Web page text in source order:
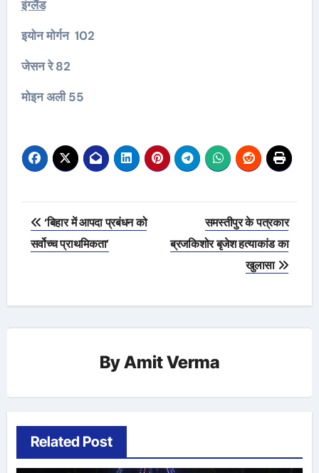
इंग्लैंड
इयोन मोर्गन 102
जेसन रे 82
मोइन अली 55
Post
navigation
‘बिहार में आपदा प्रबंधन को
सर्वोच्च प्राथमिकता’
समस्तीपुर के पत्रकार
ब्रजकिशोर बृजेश हत्याकांड का
खुलासा
ByAmit Verma
Related Post